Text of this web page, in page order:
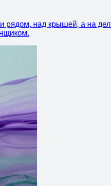
рядом, над крышей, а на